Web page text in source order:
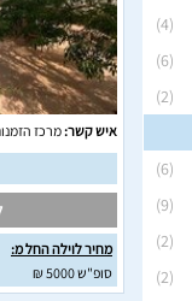
(4)
(6)
(2)
(6)
(9)
(2)
(2)
איש קשר:מרכז
מחיר לוילה החל מ:
סופ"ש 5000 ₪